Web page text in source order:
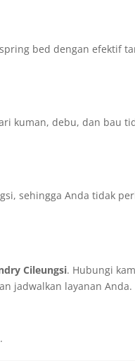
bed dengan efektif
kuman, debu, dan bau
sehingga Anda tidak
Cileungsi. Hubungi
jadwalkan layanan Anda.